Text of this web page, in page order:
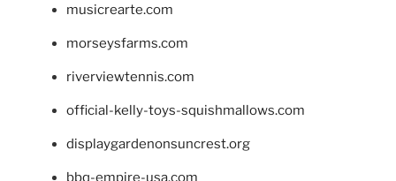
musicrearte.com
morseysfarms.com
riverviewtennis.com
official-kelly-toys-squishmallows.com
displaygardenonsuncrest.org
bbq-empire-usa.com